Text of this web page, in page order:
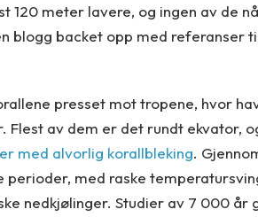
120 meter lavere, og ingen av de
blogg backet opp med referanser
presset mot tropene, hvor
Flest av dem er det rundt ekvator,
med alvorlig korallbleking.
perioder, med raske
nedkjølinger. Studier av 7 000 år